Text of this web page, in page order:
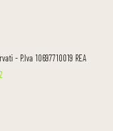
- P.Iva 10697710019 REA